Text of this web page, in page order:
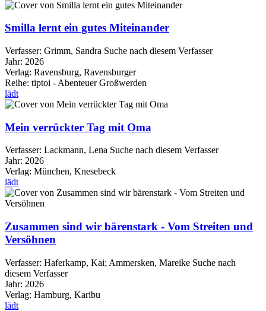
Smilla lernt ein gutes Miteinander
Verfasser: Grimm, Sandra Suche nach diesem Verfasser
Jahr: 2026
Verlag: Ravensburg, Ravensburger
Reihe: tiptoi - Abenteuer Großwerden
lädt
Mein verrückter Tag mit Oma
Verfasser: Lackmann, Lena Suche nach diesem Verfasser
Jahr: 2026
Verlag: München, Knesebeck
lädt
Zusammen sind wir bärenstark - Vom Streiten und
Versöhnen
Verfasser: Haferkamp, Kai; Ammersken, Mareike Suche nach
diesem Verfasser
Jahr: 2026
Verlag: Hamburg, Karibu
lädt